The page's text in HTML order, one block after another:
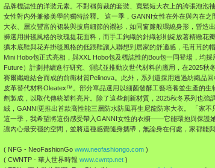
品牌標誌性的洋裝元素。不對稱剪裁的套裝、寬鬆短大衣上的誇張泡泡
女性對內外兼修美學的獨特詮釋。 這一季，GANNI女性在外在與內在
大衣、層次豐富的裙裝與披肩細節的襯衫，如同窗簾般環繞身形，營造
褲選用掛毯風格的玫瑰提花面料，而手工鉤織的針織衫則綻放著精緻花
獷木底鞋與花卉掛毯風格的低跟鞋讓人聯想到居家的舒適感，毛茸茸的
Mini Hobo包正式亮相，與XXL Hobo包及標誌性的Bou包一同登場，均
Future）計劃持續進行研究、測試並推動次世代材料的應用，在2025
賽爾纖維結合而成的前衛材質Pelinova。此外，系列還採用透過紡織品
皮革替代材料Oleatex™。部分單品選用以細菌發酵工藝培養並生產的
劑製成，以取代傳統塑料亮片。除了這些創新材質，2025秋冬系列也
絨，GANNI更推出首款高性能三層防水防風再生尼龍防寒大衣。 「家
這一季，我希望將這份感受帶入GANNI女性的衣櫥——它能環抱與保護
讓內心最安穩的空間，並將這種感覺隨身攜帶，無論身在何處，家都能
( NFG - NeoFashionGo www.neofashiongo.com )
( CWNTP - 華人世界時報 www.cwntp.net )